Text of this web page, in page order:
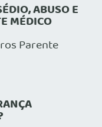
ABUSO E
MÉDICO
Parente